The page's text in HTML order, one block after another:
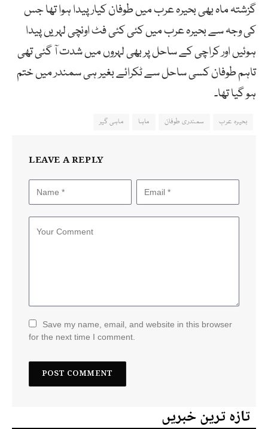
گزشتہ ماہ بھی بحیرہ عرب میں طوفان کیار پیدا ہوا تھا جس
کی وجہ سے بحیرہ عرب میں کئی کئی فٹ اونچی لہریں پیدا
ہوئیں اور کراچی کے ساحل پر بھی لہروں میں شدت آ گئی تھی
تاہم طوفان کسی ساحل سے ٹکرائے بغیر ہی سمندر میں ختم
ہو گیا تھا۔
بحیرہ عرب سمندری طوفان ماہا ماہی گیر
LEAVE A REPLY
Save my name, email, and website in this browser
for the next time I comment.
تازہ ترین خبریں